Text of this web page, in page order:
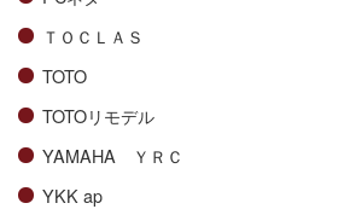
ＴＯＣＬＡＳ
TOTO
TOTOリモデル
YAMAHA ＹＲＣ
YKK ap